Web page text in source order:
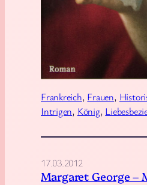
Frankreich, Frauen,
Intrigen, König,
D
e
a
o
i
i
17.03.2012
Margaret George –